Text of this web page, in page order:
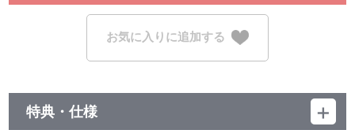
お気に入りに追加する
特典・仕様